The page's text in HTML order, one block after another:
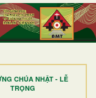
CHÚA NHẬT - LỄ
TRỌNG